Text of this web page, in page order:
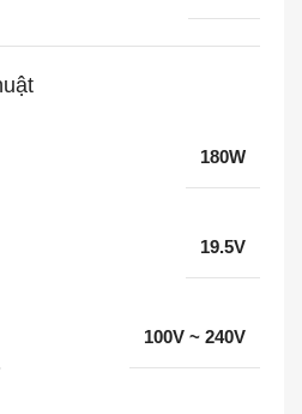
180W
19.5V
100V ~ 240V